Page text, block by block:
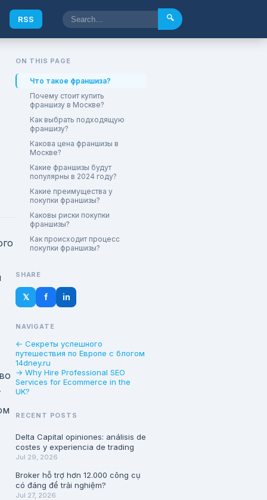
RSS 🔍
ON THIS PAGE
Что такое франшиза?
Почему стоит купить
франшизу в Москве?
Как выбрать подходящую
франшизу?
Какова цена франшизы в
Москве?
Какие франшизы будут
популярны в 2024 году?
Какие преимущества у
покупки франшизы?
Каковы риски покупки
франшизы?
Как происходит процесс
покупки франшизы?
SHARE
𝕏 f in
NAVIGATE
← Секреты успешного
путешествия по Европе с блогом
14dney.ru
→ Why Hire Professional SEO
Services for Ecommerce in the
UK?
RECENT POSTS
Delta Capital opiniones: análisis de
costes y experiencia de trading
Jul 29, 2026
Broker hỗ trợ hơn 12.000 công cụ
có đáng để trải nghiệm?
Jul 27, 2026